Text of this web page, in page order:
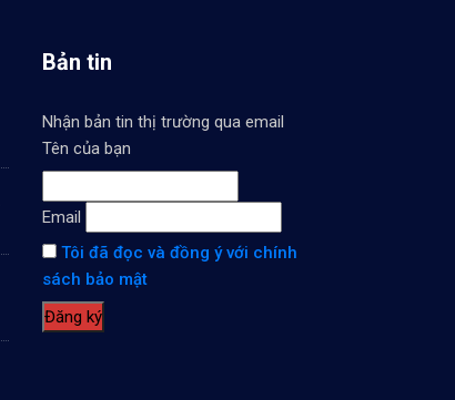
Bản tin
Nhận bản tin thị trường qua email
Tên của bạn
Email
Tôi đã đọc và đồng ý với chính
sách bảo mật